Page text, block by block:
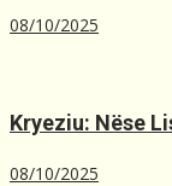
08/10/2025
Kryeziu: Nëse
08/10/2025